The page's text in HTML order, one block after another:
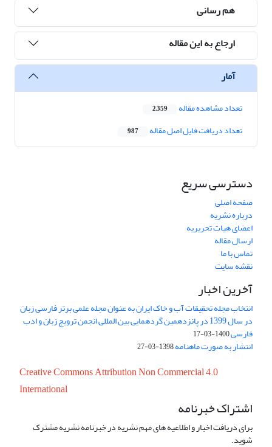
هم رسانی
ارجاع به این مقاله
آمار
تعداد مشاهده مقاله 2,359
تعداد دریافت فایل اصل مقاله 987
دسترسی سریع
صفحه اصلی
درباره نشریه
اعضای هیات تحریریه
ارسال مقاله
تماس با ما
نقشه سایت
آخرین اخبار
انتخاب مجله تحقیقات آب و خاک ایران به عنوان مجله علمی برتر فارسی زبان
در سال 1399 در پانزدهمین گردهمایی بین المللی انجمن ترویج زبان و ادب
فارسی1400-03-17
انتشار به صورت ماهنامه1398-03-27
Creative Commons Attribution Non Commercial 4.0
International
اشتراک خبرنامه
برای دریافت اخبار و اطلاعیه های مهم نشریه در خبرنامه نشریه مشترک
شوید.